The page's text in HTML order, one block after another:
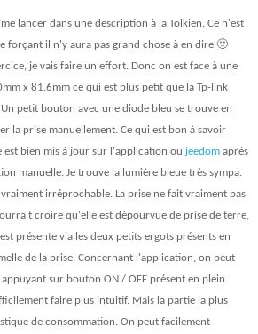
lancer dans une description à la Tolkien. Ce n'est
forçant il n'y aura pas grand chose à en dire 🙂
je vais faire un effort. Donc on est face à une
x 81.6mm ce qui est plus petit que la Tp-link
petit bouton avec une diode bleu se trouve en
la prise manuellement. Ce qui est bon à savoir
est bien mis à jour sur l'application ou jeedom après
manuelle. Je trouve la lumière bleue très sympa.
irréprochable. La prise ne fait vraiment pas
croire qu'elle est dépourvue de prise de terre,
présente via les deux petits ergots présents en
de la prise. Concernant l'application, on peut
sur bouton ON / OFF présent en plein
faire plus intuitif. Mais la partie la plus
de consommation. On peut facilement